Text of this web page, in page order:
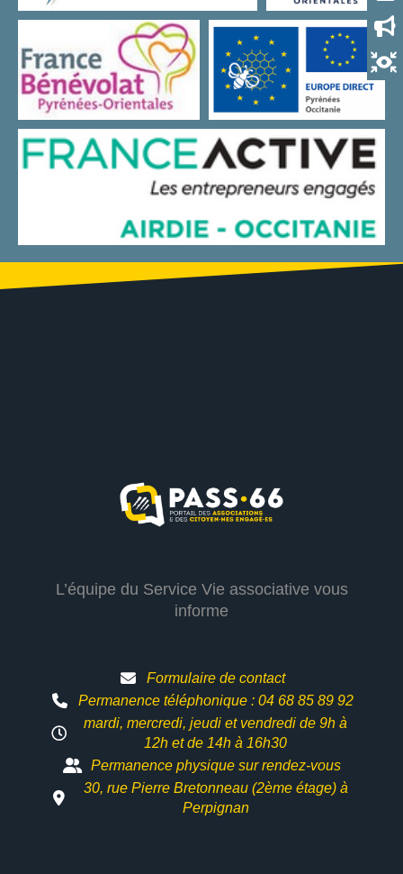
L’équipe du Service Vie associative vous
informe
Formulaire de contact
Permanence téléphonique : 04 68 85 89 92
mardi, mercredi, jeudi et vendredi de 9h à
12h etde 14h à 16h30
Permanence physique sur rendez-vous
30, rue Pierre Bretonneau (2ème étage) à
Perpignan